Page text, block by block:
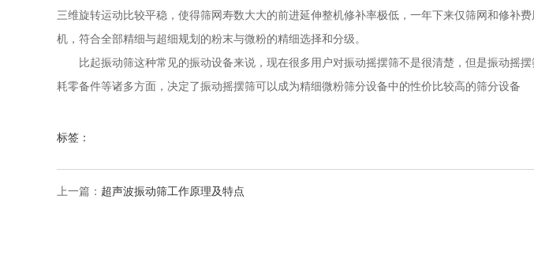
三维旋转运动比较平稳，使得筛网寿数大大的前进延伸整机修补率极低，一年下来仅筛网和修补
机，符合全部精细与超细规划的粉末与微粉的精细选择和分级。
比起振动筛这种常见的振动设备来说，现在很多用户对振动摇摆筛不是很清楚，但是振动摇
耗零备件等诸多方面，决定了振动摇摆筛可以成为精细微粉筛分设备中的性价比较高的筛分设备
标签：
上一篇： 超声波振动筛工作原理及特点